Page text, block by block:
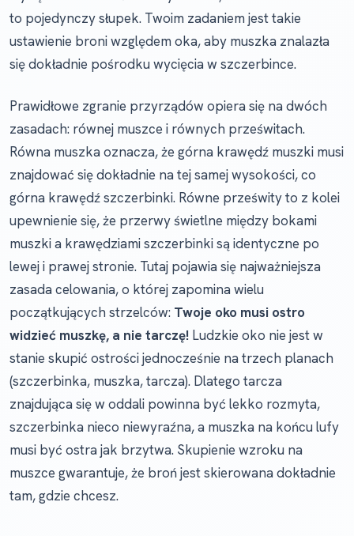
to pojedynczy słupek. Twoim zadaniem jest takie
ustawienie broni względem oka, aby muszka znalazła
się dokładnie pośrodku wycięcia w szczerbince.
Prawidłowe zgranie przyrządów opiera się na dwóch
zasadach: równej muszce i równych prześwitach.
Równa muszka oznacza, że górna krawędź muszki musi
znajdować się dokładnie na tej samej wysokości, co
górna krawędź szczerbinki. Równe prześwity to z kolei
upewnienie się, że przerwy świetlne między bokami
muszki a krawędziami szczerbinki są identyczne po
lewej i prawej stronie. Tutaj pojawia się najważniejsza
zasada celowania, o której zapomina wielu
początkujących strzelców: Twoje oko musi ostro
widzieć muszkę, a nie tarczę! Ludzkie oko nie jest w
stanie skupić ostrości jednocześnie na trzech planach
(szczerbinka, muszka, tarcza). Dlatego tarcza
znajdująca się w oddali powinna być lekko rozmyta,
szczerbinka nieco niewyraźna, a muszka na końcu lufy
musi być ostra jak brzytwa. Skupienie wzroku na
muszce gwarantuje, że broń jest skierowana dokładnie
tam, gdzie chcesz.